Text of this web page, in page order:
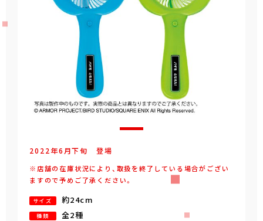
2022年6 月下旬 登場
※店舗の在庫状況により、取扱を終了している場合がござい
ますので予めご了承ください。
サイズ 約24cm
種類 全2種